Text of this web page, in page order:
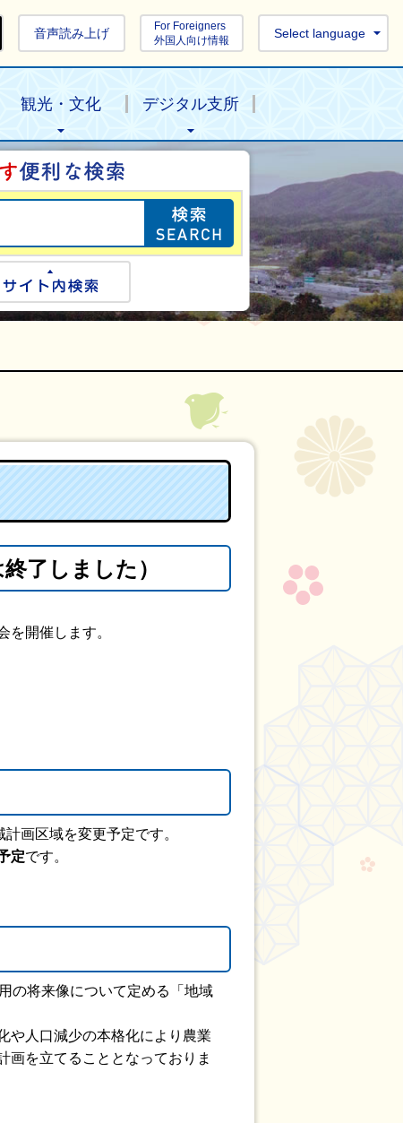
音声読み上げ
For Foreigners
外国人向け情報
Select language
観光・文化 デジタル支所
目的の情報を探
検索
了しました）
開催します。
画区域を変更予定です。
定です。
の将来像について定める「地域
や人口減少の本格化により農業
画を立てることとなっておりま